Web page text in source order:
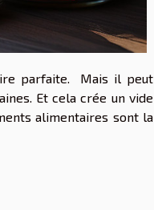
parfaite. Mais il peut
Et cela crée un vide
alimentaires sont la